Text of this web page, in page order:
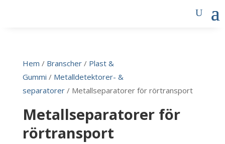
Hem / Branscher/ Plast &
Gummi / Metalldetektorer- &
separatorer/ Metallseparatorer för rörtransport
Metallseparatorer för
rörtransport